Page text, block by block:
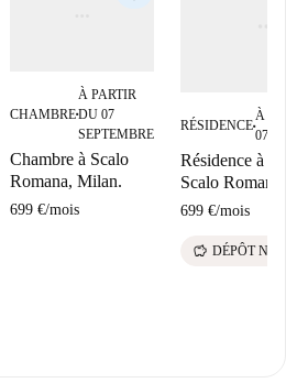
CHAMBRE■
À PARTIR
DU 07
SEPTEMBRE
Chambre à Scalo
Romana, Milan.
699 €/mois
RÉSIDENCE■
À
07
Résidence à
Scalo
699 €/mois
savings DÉPÔT